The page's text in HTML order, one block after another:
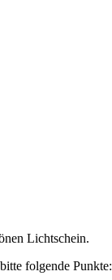
Lichtschein.
folgende Punkte: